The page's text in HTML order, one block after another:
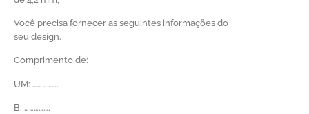
Você precisa fornecer as seguintes informações do
seu design.
Comprimento de:
UM: …………….
B: …………….